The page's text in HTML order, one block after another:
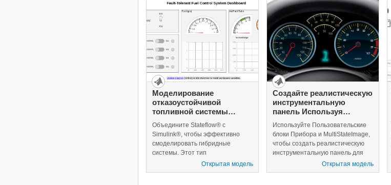
Моделирование
отказоустойчивой
топливной системы
управления
Объедините Stateflow® с
Simulink®, чтобы эффективно
смоделировать гибридные
системы. Этот тип
моделирования особенно
полезен для систем, которые
Открытая модель
Создайте реалистическую
инструментальную
панель Используя
круговой блок прибора
Используйте Пользовательские
блоки Прибора и MultiStateImage,
чтобы создать реалистическую
инструментальную панель для
Открытая модель